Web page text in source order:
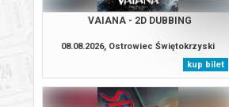
VAIANA - 2D DUBBING
08.08.2026, Ostrowiec Świętokrzyski
kup bilet